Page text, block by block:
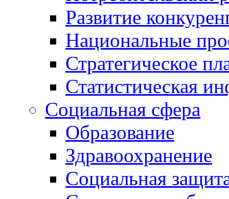
Развитие
Национальные
Стратегическое
Статистическая
Социальная сфера
Образование
Здравоохранение
Социальная